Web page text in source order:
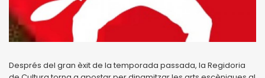
Després del gran èxit de la temporada passada, la Regidoria